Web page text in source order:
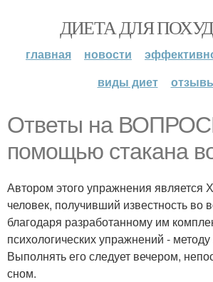
ДИЕТА ДЛЯ
главная новости
виды диет
Ответы на
помощью стакана
Автором этого упражнения является
человек, получивший известность во
благодаря разработанному им
психологических упражнений -
Выполнять его следует вечером,
сном.